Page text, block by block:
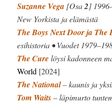
Suzanne Vega [Osa2]
New Yorkista ja elämästä
The Boys Next Door ja The
esihistoria • Vuodet
The Curelöysi kadonneen
World [2024]
The National– kaunis ja
Tom Waits– läpimurto